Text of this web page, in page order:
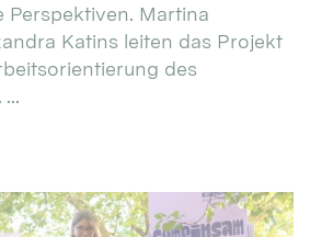
Perspektiven. Martina
Katins leiten das Projekt
des